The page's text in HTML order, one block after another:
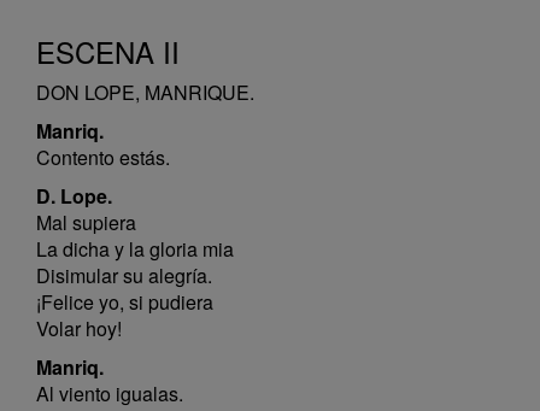
ESCENA II
DON LOPE, MANRIQUE.
Manriq.
Contento estás.
D. Lope.
Mal supiera
La dicha y la gloria mia
Disimular su alegría.
¡Felice yo, si pudiera
Volar hoy!
Manriq.
Al viento igualas.